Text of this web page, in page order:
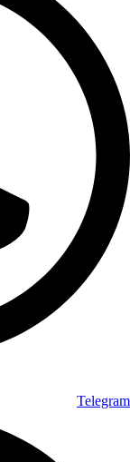
Telegram